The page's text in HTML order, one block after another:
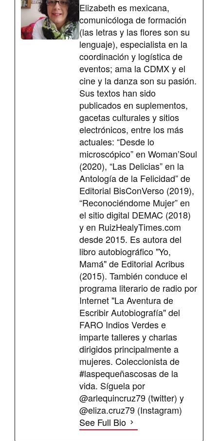
Elizabeth es mexicana,
comunicóloga de formación
(las letras y las flores son su
lenguaje), especialista en la
coordinación y logística de
eventos; ama la CDMX y el
cine y la danza son su pasión.
Sus textos han sido
publicados en suplementos,
gacetas culturales y sitios
electrónicos, entre los más
actuales: “Desde lo
microscópico” en Woman’Soul
(2020), “Las Delicias” en la
Antología de la Felicidad” de
Editorial BisConVerso (2019),
“Reconociéndome Mujer” en
el sitio digital DEMAC (2018)
y en RuizHealyTimes.com
desde 2015. Es autora del
libro autobiográfico "Yo,
Mamá" de Editorial Acribus
(2015). También conduce el
programa literario de radio por
Internet "La Aventura de
Escribir Autobiografía" del
FARO Indios Verdes e
imparte talleres y charlas
dirigidos principalmente a
mujeres. Coleccionista de
#laspequeñascosas de la
vida. Síguela por
@arlequincruz79 (twitter) y
@eliza.cruz79 (Instagram)
See Full Bio